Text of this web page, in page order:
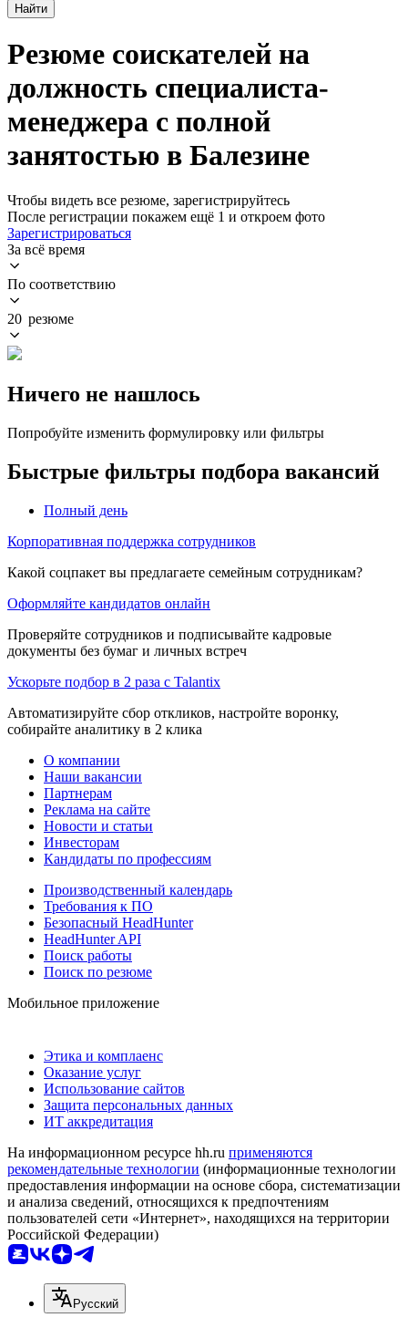
Найти
Резюме соискателей на
должность специалиста-
менеджера с полной
занятостью в Балезине
Чтобы видеть все резюме, зарегистрируйтесь
После регистрации покажем ещё 1 и откроем фото
Зарегистрироваться
За всё время
По соответствию
20 резюме
Ничего не нашлось
Попробуйте изменить формулировку или фильтры
Быстрые фильтры подбора вакансий
Полный день
Корпоративная поддержка сотрудников
Какой соцпакет вы предлагаете семейным сотрудникам?
Оформляйте кандидатов онлайн
Проверяйте сотрудников и подписывайте кадровые
документы без бумаг и личных встреч
Ускорьте подбор в 2 раза с Talantix
Автоматизируйте сбор откликов, настройте воронку,
собирайте аналитику в 2 клика
О компании
Наши вакансии
Партнерам
Реклама на сайте
Новости и статьи
Инвесторам
Кандидаты по профессиям
Производственный календарь
Требования к ПО
Безопасный HeadHunter
HeadHunter API
Поиск работы
Поиск по резюме
Мобильное приложение
Этика и комплаенс
Оказание услуг
Использование сайтов
Защита персональных данных
ИТ аккредитация
На информационном ресурсе hh.ru применяются
рекомендательные технологии (информационные технологии
предоставления информации на основе сбора, систематизации
и анализа сведений, относящихся к предпочтениям
пользователей сети «Интернет», находящихся на территории
Российской Федерации)
Русский